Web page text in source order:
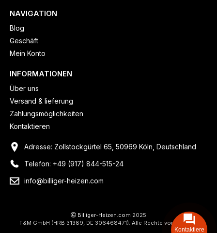
NAVIGATION
Blog
Geschäft
Mein Konto
INFORMATIONEN
Über uns
Versand & lieferung
Zahlungsmöglichkeiten
Kontaktieren
Adresse: Zollstockgürtel 65, 50969 Köln, Deutschland
Telefon: +49 (917) 844-515-24
info@billiger-heizen.com
Billiger-Heizen.com 2025
F&M GmbH (HRB 31389, DE 306468471). Alle Rechte vorbehalten.
Kontaktiere